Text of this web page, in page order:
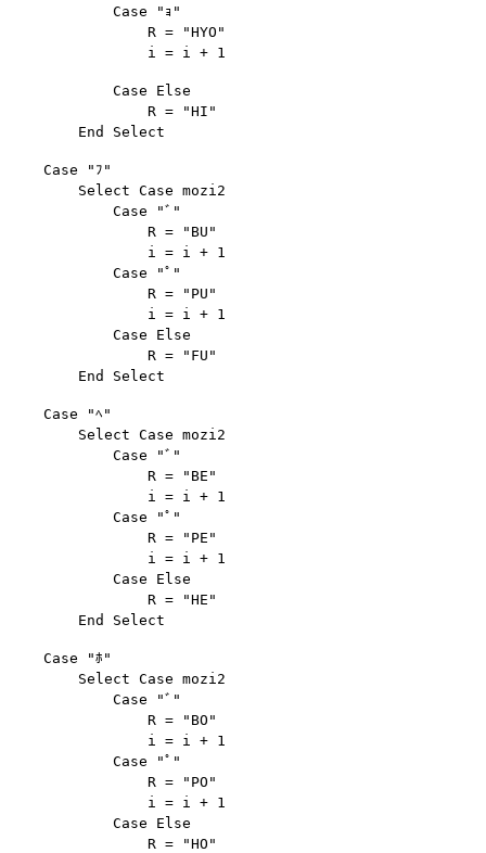
            Case "ｮ"
                R = "HYO"
            Case Else
                R = "HI"
    Case "ﾌ"
        Select Case mozi2
            Case "ﾞ"
                R = "BU"
                i = i + 1
            Case "ﾟ"
                R = "PU"
                i = i + 1
            Case Else
                R = "FU"
    Case "ﾍ"
        Select Case mozi2
            Case "ﾞ"
                R = "BE"
                i = i + 1
            Case "ﾟ"
                R = "PE"
                i = i + 1
            Case Else
                R = "HE"
    Case "ﾎ"
        Select Case mozi2
            Case "ﾞ"
                R = "BO"
                i = i + 1
            Case "ﾟ"
                R = "PO"
                i = i + 1
            Case Else
                R = "HO"